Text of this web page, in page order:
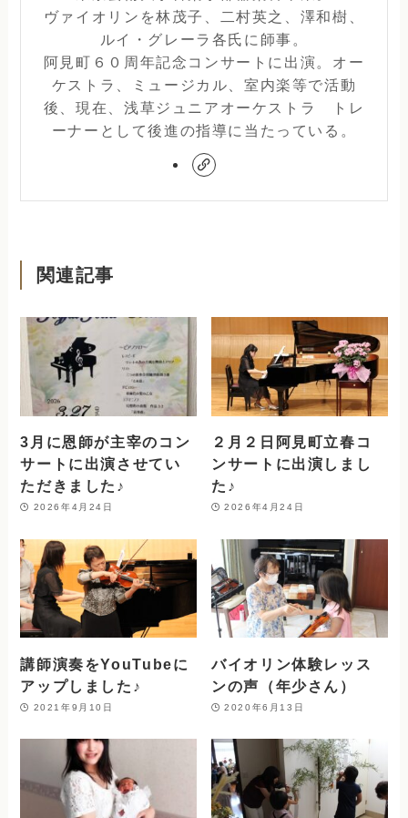
ヴァイオリンを林茂子、二村英之、澤和樹、
ルイ・グレーラ各氏に師事。
阿見町６０周年記念コンサートに出演。オー
ケストラ、ミュージカル、室内楽等で活動
後、現在、浅草ジュニアオーケストラ トレ
ーナーとして後進の指導に当たっている。
関連記事
3月に恩師が主宰のコン
サートに出演させてい
ただきました♪
2026年4月24日
２月２日阿見町立春コ
ンサートに出演しまし
た♪
2026年4月24日
講師演奏をYouTubeに
アップしました♪
2021年9月10日
バイオリン体験レッス
ンの声（年少さん）
2020年6月13日